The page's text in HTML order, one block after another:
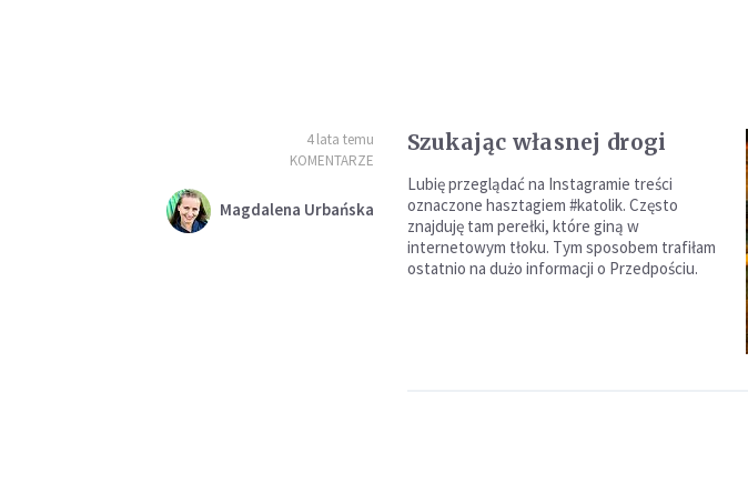
4 lata temu
KOMENTARZE
Magdalena Urbańska
Szukając własnej drogi
Lubię przeglądać na Instagramie treści
oznaczone hasztagiem #katolik. Często
znajduję tam perełki, które giną w
internetowym tłoku. Tym sposobem trafiłam
ostatnio na dużo informacji o Przedpościu.